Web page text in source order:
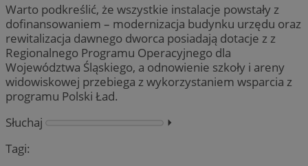
Warto podkreślić, że wszystkie instalacje powstały z
dofinansowaniem – modernizacja budynku urzędu oraz
rewitalizacja dawnego dworca posiadają dotacje z z
Regionalnego Programu Operacyjnego dla
Województwa Śląskiego, a odnowienie szkoły i areny
widowiskowej przebiega z wykorzystaniem wsparcia z
programu Polski Ład.
Słuchaj
⏵︎
Tagi: